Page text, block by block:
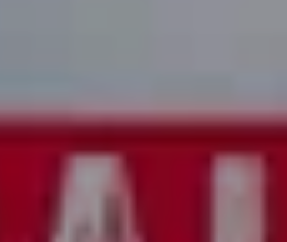
NATURE
SAVOIR-FAIRE
AGENDA